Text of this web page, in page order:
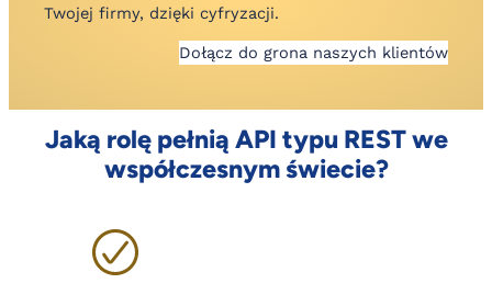
Twojej firmy, dzięki cyfryzacji.
Dołącz do grona naszych klientów
Jaką rolę pełnią API typu REST we
współczesnym świecie?